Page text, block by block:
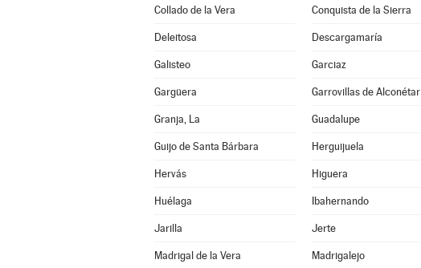
Collado de la Vera Conquista de la Sierra
Deleitosa Descargamaría
Galisteo Garciaz
Gargüera Garrovillas de Alconétar
Granja, La Guadalupe
Guijo de Santa Bárbara Herguijuela
Hervás Higuera
Huélaga Ibahernando
Jarilla Jerte
Madrigal de la Vera Madrigalejo